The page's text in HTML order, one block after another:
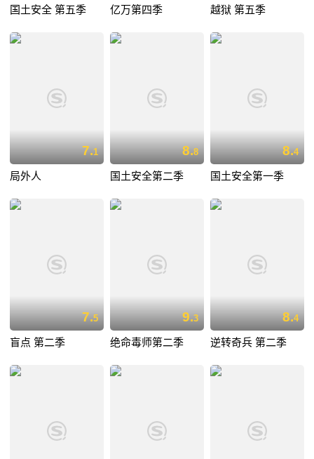
国土安全 第五季 亿万第四季 越狱 第五季
7.1
局外人
8.8
国土安全第二季
8.4
国土安全第一季
7.5
盲点 第二季
9.3
绝命毒师第二季
8.4
逆转奇兵 第二季